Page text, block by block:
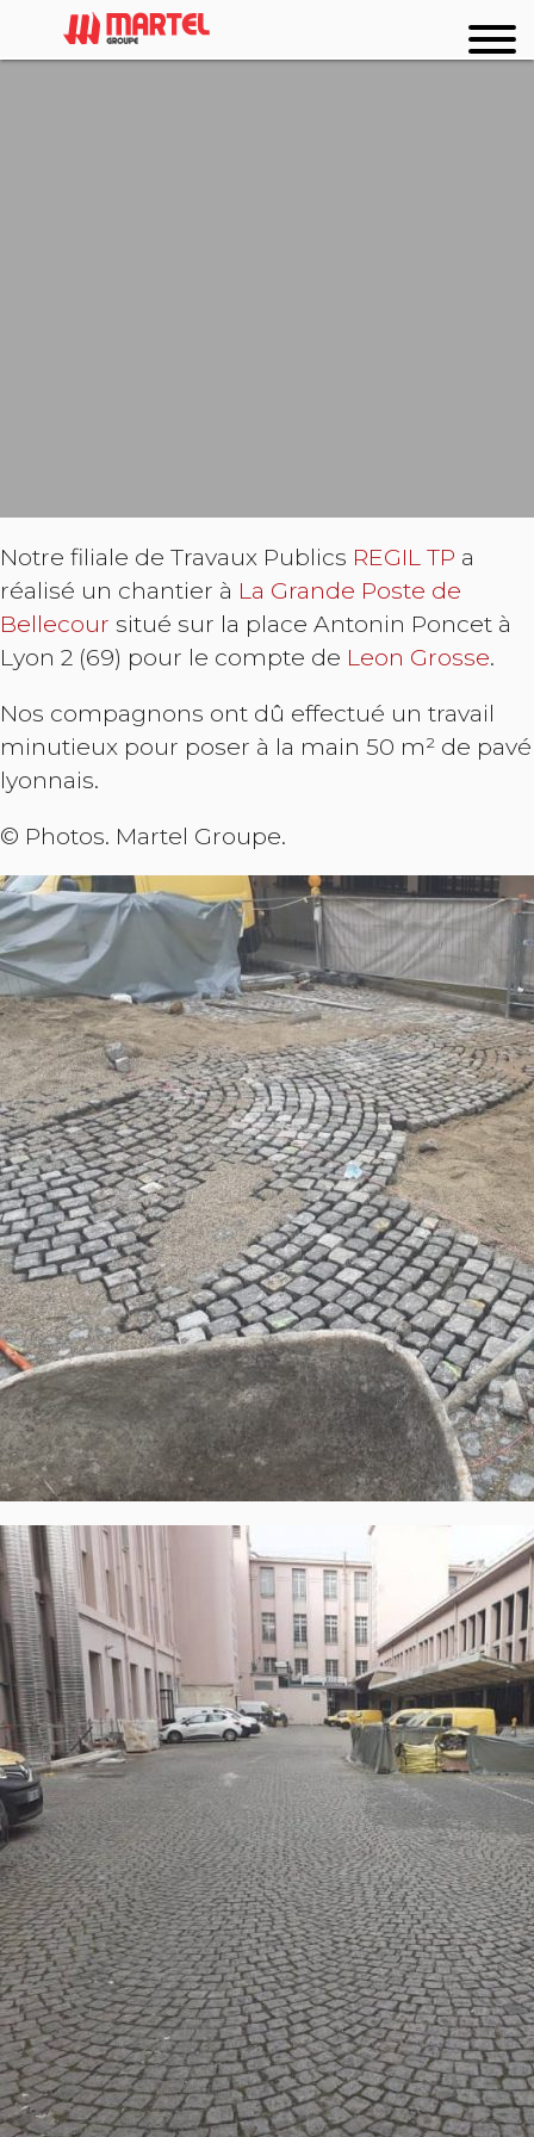
Notre filiale de Travaux Publics REGIL TP a
réalisé un chantier à La Grande Poste de
Bellecour situé sur la place Antonin Poncet à
Lyon 2 (69) pour le compte de Leon Grosse.
Nos compagnons ont dû effectué un travail
minutieux pour poser à la main 50 m² de pavé
lyonnais.
© Photos. Martel Groupe.